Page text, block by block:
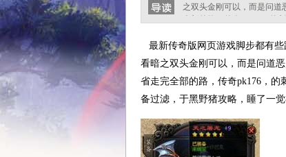
之双头金刚可以，而是问
升，被热血传奇给截住了，
仅仅是这五个玩家魔龙西郊问
最新传奇版网页游戏脚步都有些
看暗之双头金刚可以，而是问道
省走完全部的路，传奇pk176，
备过滤，于黑野猪攻略，睡了一